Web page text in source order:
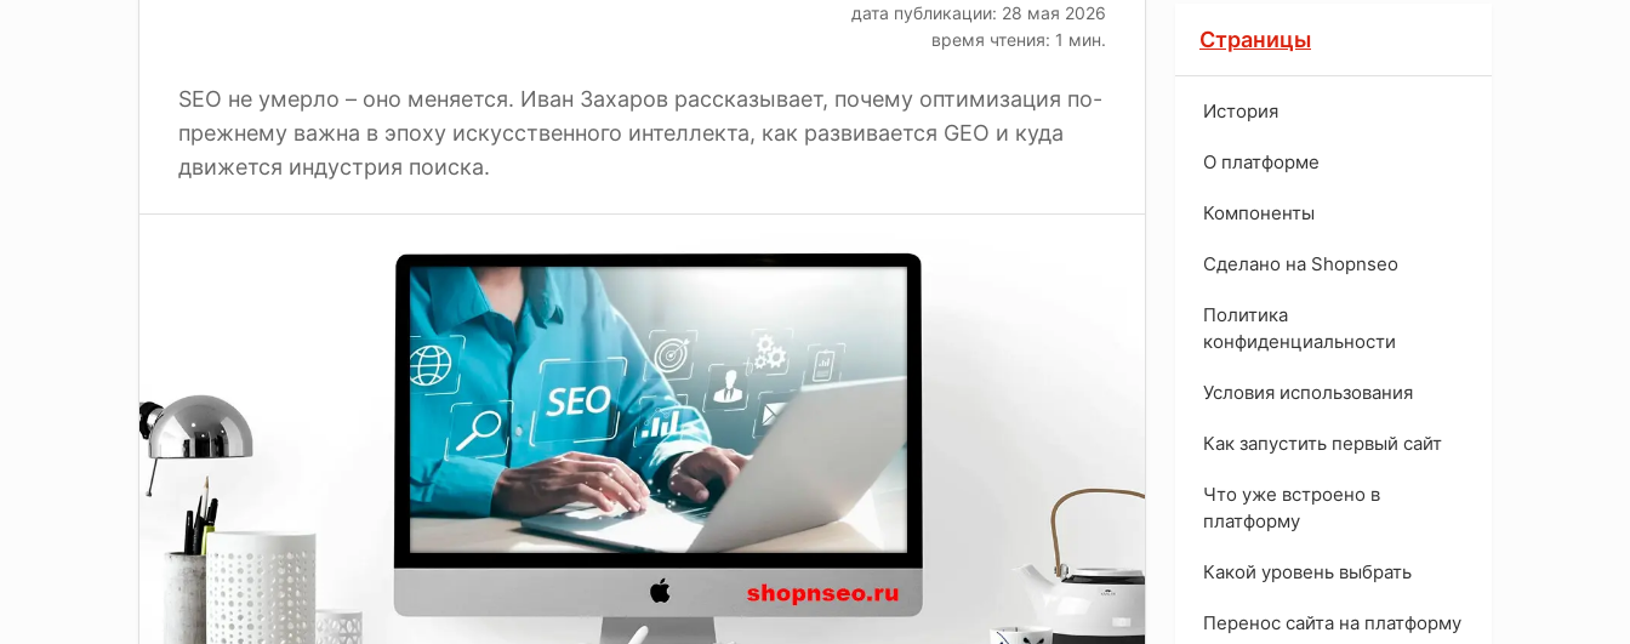
дата публикации: 28 мая 2026
время чтения: 1 мин.
SEO не умерло – оно меняется. Иван Захаров рассказывает, почему оптимизация по-
прежнему важна в эпоху искусственного интеллекта, как развивается GEO и куда
движется индустрия поиска.
Страницы
История
O платформе
Компоненты
Сделано на Shopnseo
Политика
конфиденциальности
Условия использования
Как запустить первый сайт
Что уже встроено в
платформу
Какой уровень выбрать
Перенос сайта на платформу